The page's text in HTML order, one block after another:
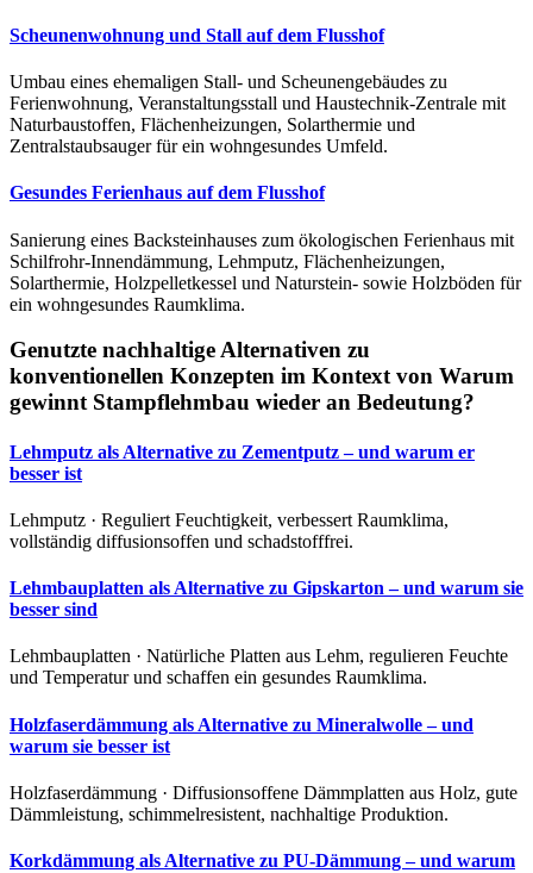
Scheunenwohnung und Stall auf dem Flusshof
Umbau eines ehemaligen Stall- und Scheunengebäudes zu
Ferienwohnung, Veranstaltungsstall und Haustechnik-Zentrale mit
Naturbaustoffen, Flächenheizungen, Solarthermie und
Zentralstaubsauger für ein wohngesundes Umfeld.
Gesundes Ferienhaus auf dem Flusshof
Sanierung eines Backsteinhauses zum ökologischen Ferienhaus mit
Schilfrohr-Innendämmung, Lehmputz, Flächenheizungen,
Solarthermie, Holzpelletkessel und Naturstein- sowie Holzböden für
ein wohngesundes Raumklima.
Genutzte nachhaltige Alternativen zu
konventionellen Konzepten im Kontext von Warum
gewinnt Stampflehmbau wieder an Bedeutung?
Lehmputz als Alternative zu Zementputz – und warum er
besser ist
Lehmputz · Reguliert Feuchtigkeit, verbessert Raumklima,
vollständig diffusionsoffen und schadstofffrei.
Lehmbauplatten als Alternative zu Gipskarton – und warum sie
besser sind
Lehmbauplatten · Natürliche Platten aus Lehm, regulieren Feuchte
und Temperatur und schaffen ein gesundes Raumklima.
Holzfaserdämmung als Alternative zu Mineralwolle – und
warum sie besser ist
Holzfaserdämmung · Diffusionsoffene Dämmplatten aus Holz, gute
Dämmleistung, schimmelresistent, nachhaltige Produktion.
Korkdämmung als Alternative zu PU-Dämmung – und warum